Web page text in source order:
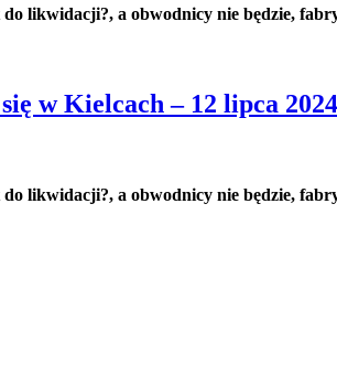
likwidacji?, a obwodnicy nie będzie,
w Kielcach – 12 lipca
likwidacji?, a obwodnicy nie będzie,